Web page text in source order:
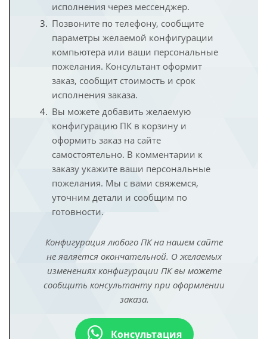
исполнения через мессенджер.
Позвоните по телефону, сообщите
параметры желаемой конфигурации
компьютера или ваши персональные
пожелания. Консультант оформит
заказ, сообщит стоимость и срок
исполнения заказа.
Вы можете добавить желаемую
конфигурацию ПК в корзину и
оформить заказ на сайте
самостоятельно. В комментарии к
заказу укажите ваши персональные
пожелания. Мы с вами свяжемся,
уточним детали и сообщим по
готовности.
Конфигурация любого ПК на нашем сайте
не является окончательной. О желаемых
изменениях конфигурации ПК вы можете
сообщить консультанту при оформлении
заказа.
Консультация